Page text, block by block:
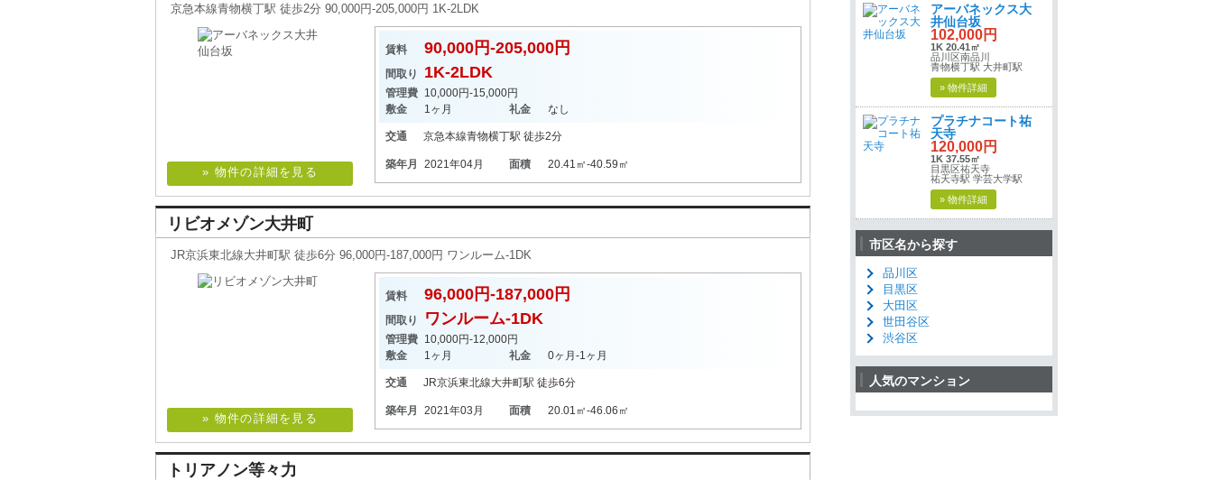
京急本線青物横丁駅 徒歩2分 90,000円-205,000円 1K-2LDK
» 物件の詳細を見る
賃料 90,000円-205,000円
間取り 1K-2LDK
管理費 10,000円-15,000円
敷金
1ヶ月 礼金 なし
交通 京急本線青物横丁駅 徒歩2分
築年月 2021年04月 面積 20.41㎡-40.59㎡
リビオメゾン大井町
JR京浜東北線大井町駅 徒歩6分 96,000円-187,000円 ワンルーム-1DK
» 物件の詳細を見る
賃料 96,000円-187,000円
間取り ワンルーム-1DK
管理費 10,000円-12,000円
敷金
1ヶ月 礼金 0ヶ月-1ヶ月
交通 JR京浜東北線大井町駅 徒歩6分
築年月 2021年03月 面積 20.01㎡-46.06㎡
トリアノン等々力
アーバネックス大
井仙台坂
102,000円
1K 20.41㎡
品川区南品川
青物横丁駅 大井町駅
» 物件詳細
プラチナコート祐
天寺
120,000円
1K 37.55㎡
目黒区祐天寺
祐天寺駅 学芸大学駅
» 物件詳細
市区名から探す
品川区
目黒区
大田区
世田谷区
渋谷区
人気のマンション